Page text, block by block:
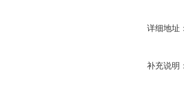
详细地址
补充说明